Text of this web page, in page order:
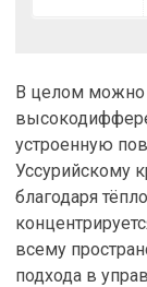
В целом можно
устроенную
Уссурийскому
благодаря
всему
подхода в